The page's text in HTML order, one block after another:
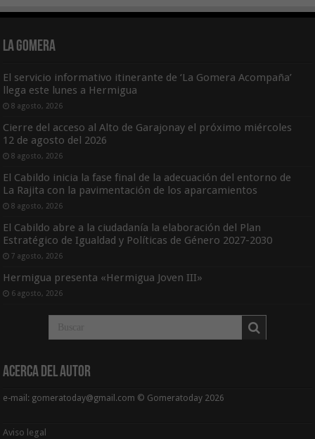
La Gomera
El servicio informativo itinerante de ‘La Gomera Acompaña’
llega este lunes a Hermigua
8 agosto, 2026
Cierre del acceso al Alto de Garajonay el próximo miércoles
12 de agosto del 2026
8 agosto, 2026
El Cabildo inicia la fase final de la adecuación del entorno de
La Rajita con la pavimentación de los aparcamientos
8 agosto, 2026
El Cabildo abre a la ciudadanía la elaboración del Plan
Estratégico de Igualdad y Políticas de Género 2027-2030
7 agosto, 2026
Hermigua presenta «Hermigua Joven III»
6 agosto, 2026
Acerca del Autor
e-mail: gomeratoday@gmail.com © Gomeratoday 2026
Aviso legal